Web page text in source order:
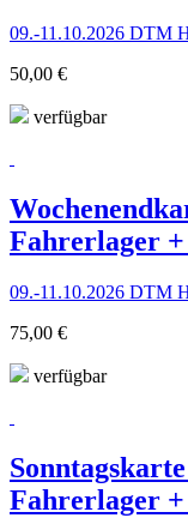
09.-11.10.2026 DTM
50,00 €
verfügbar
Fahrerlager
09.-11.10.2026 DTM
75,00 €
verfügbar
Fahrerlager